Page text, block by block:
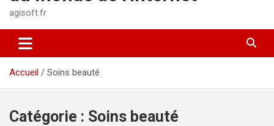
agisoft.fr
Accueil Soins beauté
Catégorie : Soins beauté